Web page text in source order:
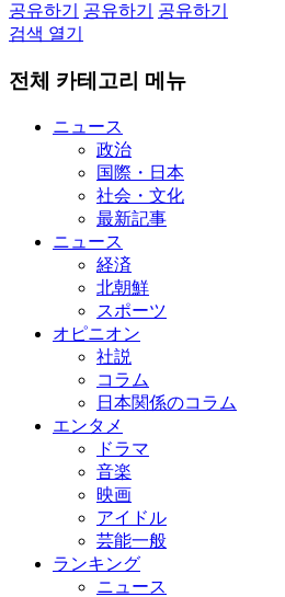
공유하기
공유하기
공유하기
검색 열기
전체 카테고리 메뉴
ニュース
政治
国際・日本
社会・文化
最新記事
ニュース
経済
北朝鮮
スポーツ
オピニオン
社説
コラム
日本関係のコラム
エンタメ
ドラマ
音楽
映画
アイドル
芸能一般
ランキング
ニュース